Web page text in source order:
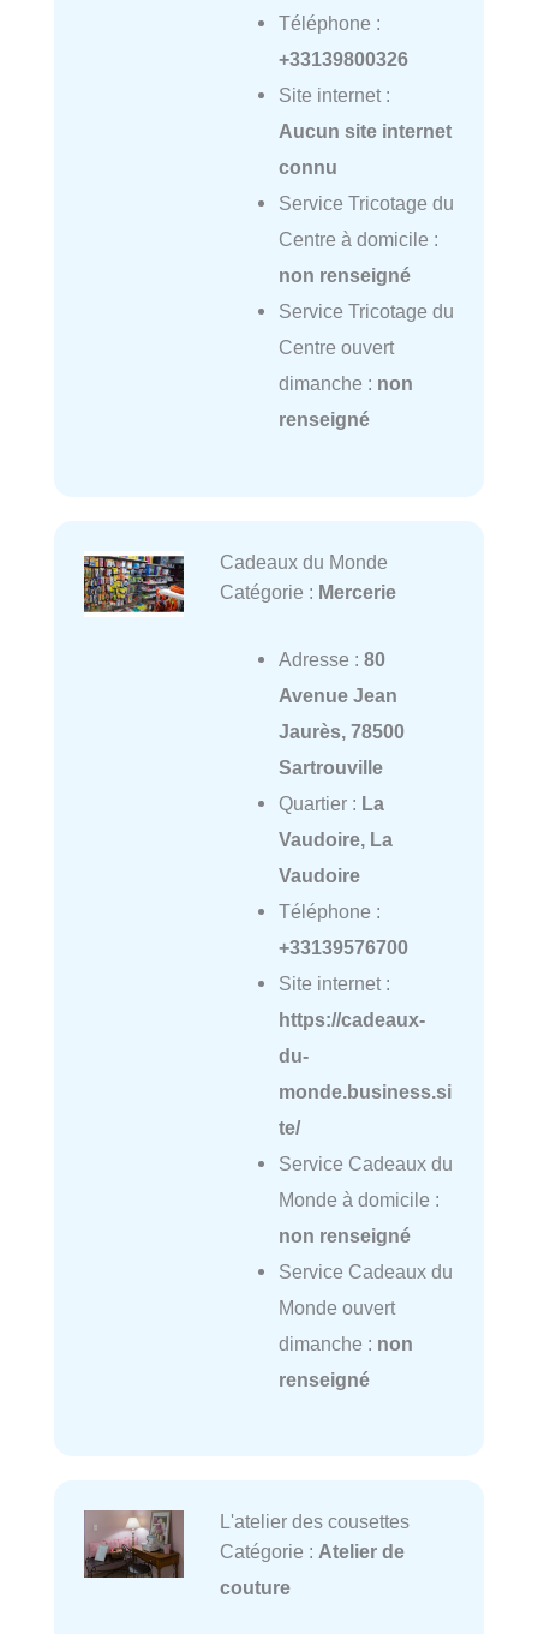
Téléphone :
+33139800326
Site internet :
Aucun site internet
connu
Service Tricotage du
Centre à domicile :
non renseigné
Service Tricotage du
Centre ouvert
dimanche : non
renseigné
Cadeaux du Monde
Catégorie : Mercerie
Adresse : 80
Avenue Jean
Jaurès, 78500
Sartrouville
Quartier : La
Vaudoire, La
Vaudoire
Téléphone :
+33139576700
Site internet :
https://cadeaux-
du-
monde.business.si
te/
Service Cadeaux du
Monde à domicile :
non renseigné
Service Cadeaux du
Monde ouvert
dimanche : non
renseigné
L'atelier des cousettes
Catégorie : Atelier de
couture